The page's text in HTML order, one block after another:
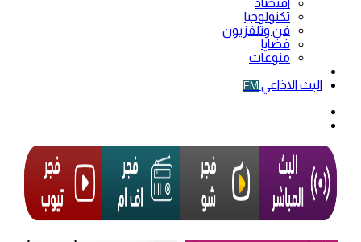
اقتصاد
تكنولوجيا
فن وتلفزيون
قضايا
منوعات
البث الاذاعي FM